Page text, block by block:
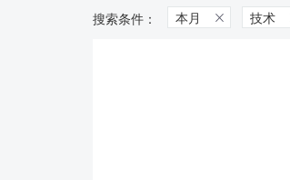
本月  技术